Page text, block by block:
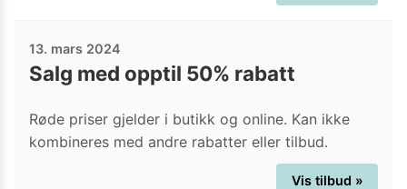
13. mars 2024
Salg med opptil 50% rabatt
Røde priser gjelder i butikk og online. Kan ikke
kombineres med andre rabatter eller tilbud.
Vis tilbud »